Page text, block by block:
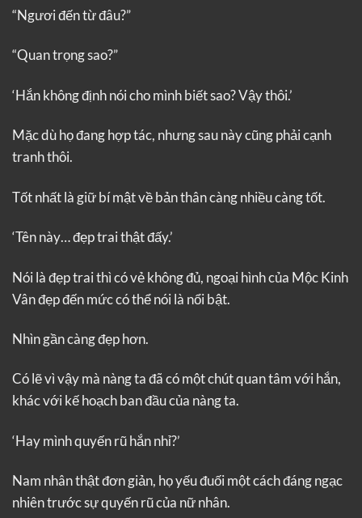
“Ngươi đến từ đâu?”
“Quan trọng sao?”
‘Hắn không định nói cho mình biết sao? Vậy thôi.’
Mặc dù họ đang hợp tác, nhưng sau này cũng phải cạnh
tranh thôi.
Tốt nhất là giữ bí mật về bản thân càng nhiều càng tốt.
‘Tên này… đẹp trai thật đấy.’
Nói là đẹp trai thì có vẻ không đủ, ngoại hình của Mộc Kinh
Vân đẹp đến mức có thể nói là nổi bật.
Nhìn gần càng đẹp hơn.
Có lẽ vì vậy mà nàng ta đã có một chút quan tâm với hắn,
khác với kế hoạch ban đầu của nàng ta.
‘Hay mình quyến rũ hắn nhỉ?’
Nam nhân thật đơn giản, họ yếu đuối một cách đáng ngạc
nhiên trước sự quyến rũ của nữ nhân.